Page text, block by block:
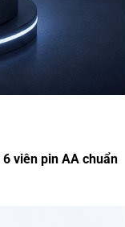
6 viên pin AA chuẩn